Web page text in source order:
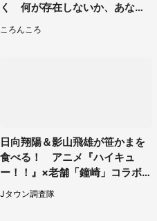
く 何が存在しないか、あなた
ころんころ
日向翔陽＆影山飛雄が笹かまを
食べる！ アニメ『ハイキュ
ー！！』×老舗「鐘崎」コラボ
で限定グッズも【8／1～31】
Jタウン調査隊